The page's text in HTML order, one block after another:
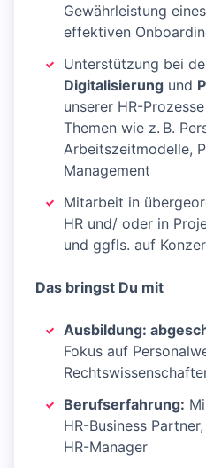
Gewährleistung
effektiven
Unterstützung bei
Digitalisierung und
unserer HR-
Themen wie z. B.
Arbeitszeitmodelle,
Management
Mitarbeit in
HR und/ oder in
und ggfls. auf
Das bringst Du mit
Ausbildung:
Fokus auf
Berufserfahrung:
HR-Business
HR-Manager